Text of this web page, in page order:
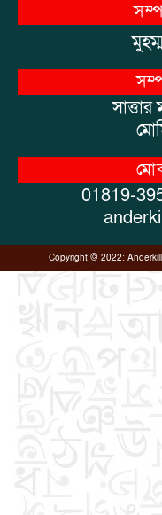
সাত্তার
01819-
Copyright © 2022: